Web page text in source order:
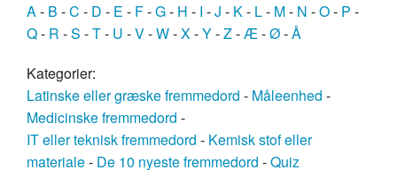
A- B -C - D - E - F-G- H - I -J - K- L- M- N -O- P -
Q- R -S -T- U -V-W-X-Y-Z-Æ-Ø-Å
Kategorier:
Latinske eller græske fremmedord - Måleenhed -
Medicinske fremmedord -
IT eller teknisk fremmedord - Kemisk stof eller
materiale- De 10 nyeste fremmedord -Quiz